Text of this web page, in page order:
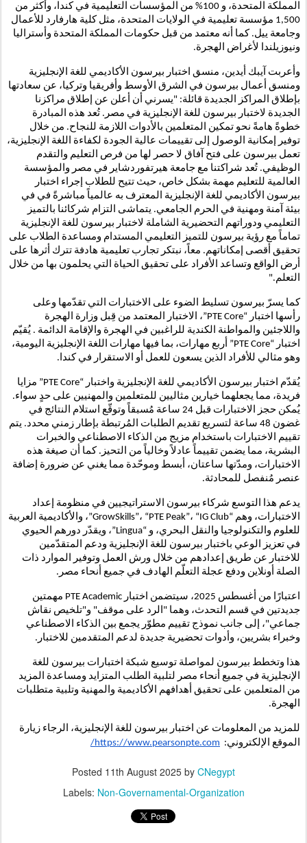
المملكة المتحدة، و 100% من المؤسسات التعليمية في كندا، وأكثر من
1,500 مؤسسة تعليمية في الولايات المتحدة، مثل كلية هارفارد للأعمال
وجامعة ييل. كما أنه معتمد من قبل حكومات المملكة المتحدة وأستراليا
ونيوزيلندا لأغراض الهجرة.
وأعربت آيبك أيدين، منسق اختبار بيرسون الأكاديمي للغة الإنجليزية
ومنسق أعمال بيرسون في الشرق الأوسط وأفريقيا وتركيا، عن سعادتها
بإطلاق المراكز الجديدة قائلة: "يسرني أن أعلن عن إطلاق مراكزنا
الجديدة لاختبار بيرسون للغة الإنجليزية في مصر. تُعد هذه المبادرة
خطوةً هامةً نحو تمكين المتعلمين بالأدوات اللازمة للنجاح. من خلال
توفير إمكانية الوصول إلى تقييمات عالية الجودة لكفاءة اللغة الإنجليزية،
تعمل بيرسون على فتح آفاق لا حصر لها من فرص التعليم والتقدم
الوظيفي. تُعد شراكتنا مع جامعة هيرتفوردشاير في مصر والمؤسسة
العالمية للتعليم مهمة بشكل خاص، حيث تتيح للطلاب إجراء اختبار
بيرسون الأكاديمي للغة الإنجليزية المعترف به عالمياً مباشرةً في في
بيئة آمنة ومهنية في الحرم الجامعي. يتماشى التزام شركائنا بالتميز
التعليمي ودوراتهم التحضيرية الشاملة لاختبار بيرسون للغة الإنجليزية
تماماً مع رؤية بيرسون للتميز التعليمي المستدام ومساعدة الطلاب على
تحقيق أقصى إمكاناتهم. معاً، نبتكر تجارب تعليمية هادفة تترك أثرها على
أرض الواقع وتساعد الأفراد على تحقيق الحياة التي يحلمون بها من خلال
التعلم."
كما يسرّ بيرسون تسليط الضوء على الاختبارات التي تقدّمها وعلى
رأسها اختبار “PTE Core”، الاختبار المعتمد من قِبل وزارة الهجرة
واللاجئين والمواطنة الكندية للراغبين في الهجرة والإقامة الدائمة . يُقيّم
اختبار “PTE Core” أربع مهارات، بما فيها مهارات اللغة الإنجليزية اليومية،
وهو مثالي للأفراد الذين يسعون للعمل أو الاستقرار في كندا.
يُقدّم اختبار بيرسون الأكاديمي للغة الإنجليزية واختبار “PTE Core” مزايا
فريدة، مما يجعلهما خيارين مثاليين للمتعلمين والمهنيين على حدٍ سواء.
يُمكن حجز الاختبارات قبل 24 ساعة مُسبقاً وتوقّع استلام النتائج في
غضون 48 ساعة لتسريع تقديم الطلبات المُرتبطة بإطار زمني محدد. يتم
تقييم الاختبارات باستخدام مزيج من الذكاء الاصطناعي والخبرات
البشرية، مما يضمن تقييماً عادلاً وخالياً من التحيز. كما أن صيغة هذه
الاختبارات، ومدّتها ساعتان، أبسط وموحّدة مما يغني عن ضرورة إضافة
عنصر مُنفصل للمحادثة.
يدعم هذا التوسع شركاء بيرسون الاستراتيجيين في منظومة إعداد
الاختبارات، وهم “GrowSkills”، “PTE Peak”، “IG Club”، والأكاديمية العربية
للعلوم والتكنولوجيا والنقل البحري، و “Lingua”، ويقدّر دورهم الحيوي
في تعزيز الوعي باختبار بيرسون للغة الإنجليزية ودعم المتقدّمين
للاختبار عن طريق إعدادهم من خلال ورش العمل وتوفير الموارد ذات
الصلة أونلاين ودفع عجلة التعلّم الهادف في جميع أنحاء مصر.
اعتبارًا من أغسطس 2025، سيتضمن اختبار PTE Academic مهمتين
جديدتين في قسم التحدث، وهما "الرد على موقف" و"تلخيص نقاش
جماعي"، إلى جانب نموذج تقييم مطوّر يجمع بين الذكاء الاصطناعي
وخبراء بشريين، وأدوات تحضيرية جديدة لدعم المتقدمين للاختبار.
هذا وتخطط بيرسون لمواصلة توسيع شبكة اختبارات بيرسون للغة
الإنجليزية في جميع أنحاء مصر لتلبية الطلب المتزايد ومساعدة المزيد
من المتعلمين على تحقيق أهدافهم الأكاديمية والمهنية وتلبية متطلبات
الهجرة.
للمزيد من المعلومات عن اختبار بيرسون للغة الإنجليزية، الرجاء زيارة
الموقع الإلكتروني: https://www.pearsonpte.com/
Posted 11th August 2025 by CNegypt
Labels: Non-Governamental-Organization